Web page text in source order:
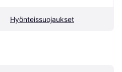
Hyönteissuojaukset